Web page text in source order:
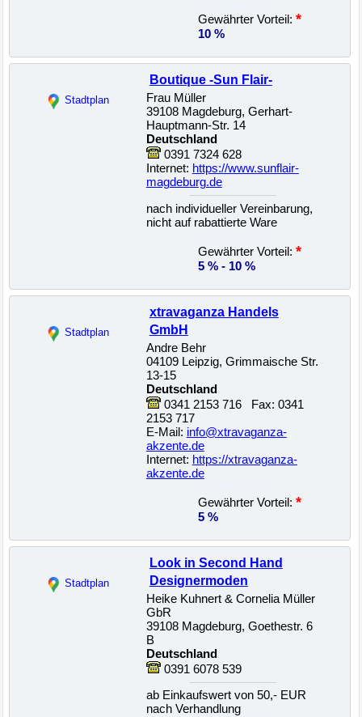
Gewährter Vorteil: *
10 %
Stadtplan
Boutique -Sun Flair-
Frau Müller
39108 Magdeburg, Gerhart-
Hauptmann-Str. 14
Deutschland
0391 7324 628
Internet: https://www.sunflair-
magdeburg.de
nach individueller Vereinbarung,
nicht auf rabattierte Ware
Gewährter Vorteil: *
5 % - 10 %
Stadtplan
xtravaganza Handels
GmbH
Andre Behr
04109 Leipzig, Grimmaische Str.
13-15
Deutschland
0341 2153 716 Fax: 0341
2153 717
E-Mail: info@xtravaganza-
akzente.de
Internet: https://xtravaganza-
akzente.de
Gewährter Vorteil: *
5 %
Stadtplan
Look in Second Hand
Designermoden
Heike Kuhnert & Cornelia Müller
GbR
39108 Magdeburg, Goethestr. 6
B
Deutschland
0391 6078 539
ab Einkaufswert von 50,- EUR
nach Verhandlung